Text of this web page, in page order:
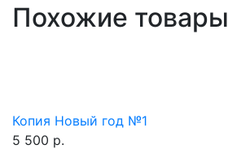
Похожие товары
Копия Новый год №1
5 500 р.